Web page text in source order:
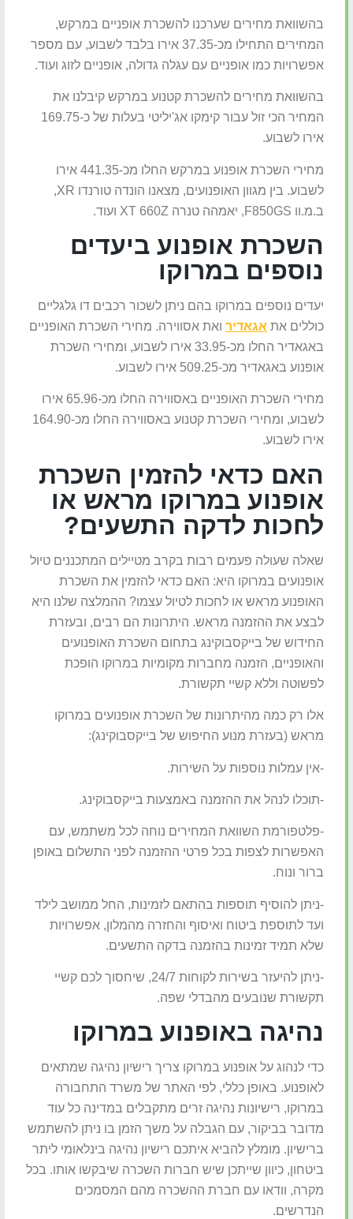
בהשוואת מחירים שערכנו להשכרת אופניים במרקש,
המחירים התחילו מכ-37.35 אירו בלבד לשבוע, עם מספר
אפשרויות כמו אופניים עם עגלה גדולה, אופניים לזוג ועוד.
בהשוואת מחירים להשכרת קטנוע במרקש קיבלנו את
המחיר הכי זול עבור קימקו אג'יליטי בעלות של כ-169.75
אירו לשבוע.
מחירי השכרת אופנוע במרקש החלו מכ-441.35 אירו
לשבוע. בין מגוון האופנועים, מצאנו הונדה טורנדו XR,
ב.מ.וו F850GS, יאמהה טנרה XT 660Z ועוד.
השכרת אופנוע ביעדים
נוספים במרוקו
יעדים נוספים במרוקו בהם ניתן לשכור רכבים דו גלגליים
כוללים את אגאדיר ואת אסווירה. מחירי השכרת האופניים
באגאדיר החלו מכ-33.95 אירו לשבוע, ומחירי השכרת
אופנוע באגאדיר מכ-509.25 אירו לשבוע.
מחירי השכרת האופניים באסווירה החלו מכ-65.96 אירו
לשבוע, ומחירי השכרת קטנוע באסווירה החלו מכ-164.90
אירו לשבוע.
האם כדאי להזמין השכרת
אופנוע במרוקו מראש או
לחכות לדקה התשעים?
שאלה שעולה פעמים רבות בקרב מטיילים המתכננים טיול
אופנועים במרוקו היא: האם כדאי להזמין את השכרת
האופנוע מראש או לחכות לטיול עצמו? ההמלצה שלנו היא
לבצע את ההזמנה מראש. היתרונות הם רבים, ובעזרת
החידוש של בייקסבוקינג בתחום השכרת האופנועים
והאופניים, הזמנה מחברות מקומיות במרוקו הופכת
לפשוטה וללא קשיי תקשורת.
אלו רק כמה מהיתרונות של השכרת אופנועים במרוקו
מראש (בעזרת מנוע החיפוש של בייקסבוקינג):
-אין עמלות נוספות על השירות.
-תוכלו לנהל את ההזמנה באמצעות בייקסבוקינג.
-פלטפורמת השוואת המחירים נוחה לכל משתמש, עם
האפשרות לצפות בכל פרטי ההזמנה לפני התשלום באופן
ברור ונוח.
-ניתן להוסיף תוספות בהתאם לזמינות, החל ממושב לילד
ועד לתוספת ביטוח ואיסוף והחזרה מהמלון, אפשרויות
שלא תמיד זמינות בהזמנה בדקה התשעים.
-ניתן להיעזר בשירות לקוחות 24/7, שיחסוך לכם קשיי
תקשורת שנובעים מהבדלי שפה.
נהיגה באופנוע במרוקו
כדי לנהוג על אופנוע במרוקו צריך רישיון נהיגה שמתאים
לאופנוע. באופן כללי, לפי האתר של משרד התחבורה
במרוקו, רישיונות נהיגה זרים מתקבלים במדינה כל עוד
מדובר בביקור, עם הגבלה על משך הזמן בו ניתן להשתמש
ברישיון. מומלץ להביא איתכם רישיון נהיגה בינלאומי ליתר
ביטחון, כיוון שייתכן שיש חברות השכרה שיבקשו אותו. בכל
מקרה, וודאו עם חברת ההשכרה מהם המסמכים
הנדרשים.